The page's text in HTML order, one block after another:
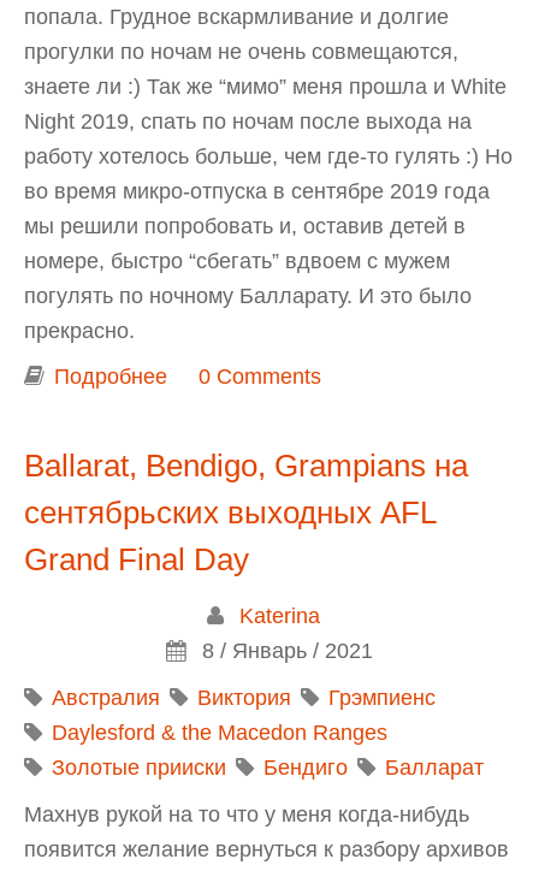
попала. Грудное вскармливание и долгие
прогулки по ночам не очень совмещаются,
знаете ли :) Так же “мимо” меня прошла и White
Night 2019, спать по ночам после выхода на
работу хотелось больше, чем где-то гулять :) Но
во время микро-отпуска в сентябре 2019 года
мы решили попробовать и, оставив детей в
номере, быстро “сбегать” вдвоем с мужем
погулять по ночному Балларату. И это было
прекрасно.
Подробнее о “White Night” ("Белая ночь") в
0 Comments
Ballarat, Bendigo, Grampians на
сентябрьских выходных AFL
Grand Final Day
Katerina
8 / Январь / 2021
Австралия
Виктория
Грэмпиенс
Daylesford & the Macedon Ranges
Золотые прииски
Бендиго
Балларат
Махнув рукой на то что у меня когда-нибудь
появится желание вернуться к разбору архивов